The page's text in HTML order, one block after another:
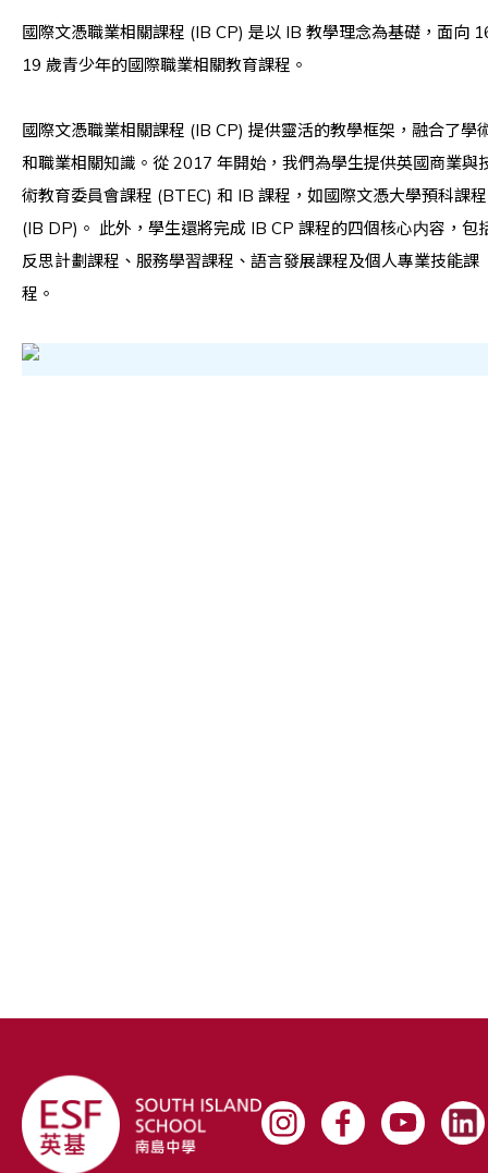
國際文憑職業相關課程 (IB CP) 是以 IB 教學理念為基礎，面向
19 歲青少年的國際職業相關教育課程。
國際文憑職業相關課程 (IB CP) 提供靈活的教學框架，融合了學
和職業相關知識。從 2017 年開始，我們為學生提供英國商業與
術教育委員會課程 (BTEC) 和 IB 課程，如國際文憑大學預科課程
(IB DP)。 此外，學生還將完成 IB CP 課程的四個核心内容，包
反思計劃課程、服務學習課程、語言發展課程及個人專業技能課
程。